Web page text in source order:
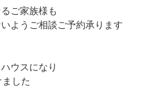
ご家族様も
ようご相談ご予約承ります
ウスになり
した